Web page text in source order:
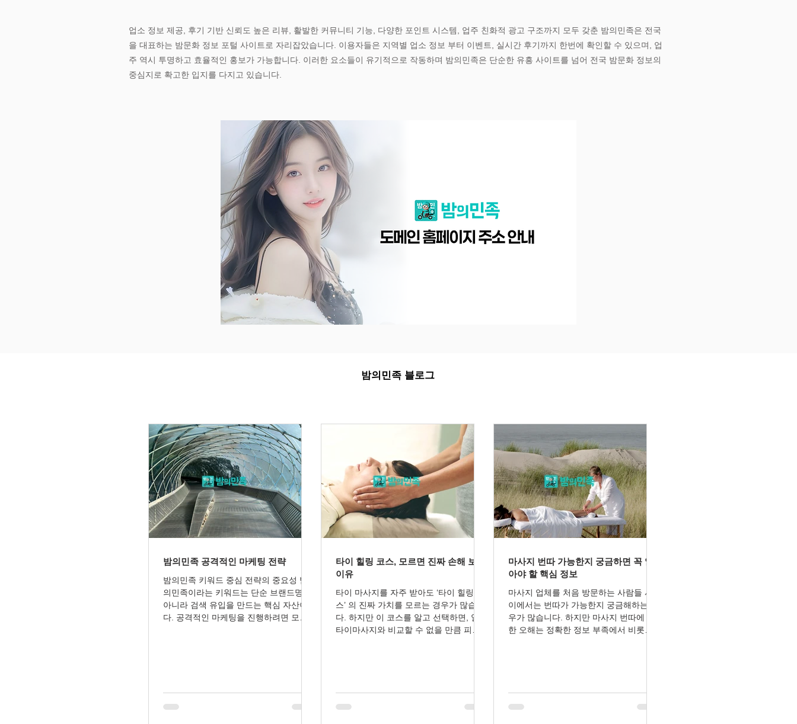
업소 정보 제공, 후기 기반 신뢰도 높은 리뷰, 활발한 커뮤니티 기능, 다양한 포인트 시스템, 업주 친화적 광고 구조까지 모두 갖춘 밤의민족은 전국
을 대표하는 밤문화 정보 포털 사이트로 자리잡았습니다. 이용자들은 지역별 업소 정보 부터 이벤트, 실시간 후기까지 한번에 확인할 수 있으며, 업
주 역시 투명하고 효율적인 홍보가 가능합니다. 이러한 요소들이 유기적으로 작동하며 밤의민족은 단순한 유흥 사이트를 넘어 전국 밤문화 정보의
중심지로 확고한 입지를 다지고 있습니다.
밤의민족 블로그
밤의민족 공격적인 마케팅 전략
밤의민족 키워드 중심 전략의 중요성 밤
의민족이라는 키워드는 단순 브랜드명이
아니라 검색 유입을 만드는 핵심 자산이
다. 공격적인 마케팅을 진행하려면 모든
유 전략 밤의민족 키워드를 중심으로 검
색 결과를 장악하는 것이 중요하다. “밤의
타이 힐링 코스, 모르면 진짜 손해 보는
이유
타이 마사지를 자주 받아도 ‘타이 힐링 코
스’ 의 진짜 가치를 모르는 경우가 많습니
다. 하지만 이 코스를 알고 선택하면, 일반
타이마사지와 비교할 수 없을 만큼 피로
이 + 릴렉스 아로마의 조합 힐링 코스는
단순 압 마사지가 아닙니다. 깊은 스트레
마사지 번따 가능한지 궁금하면 꼭 알
아야 할 핵심 정보
마사지 업체를 처음 방문하는 사람들 사
이에서는 번따가 가능한지 궁금해하는 경
우가 많습니다. 하지만 마사지 번따에 대
한 오해는 정확한 정보 부족에서 비롯되
지와 신뢰 확보를 위한 기본 운영 원칙입
니다. 1. 마사지 번따는 대부분 불가능 정